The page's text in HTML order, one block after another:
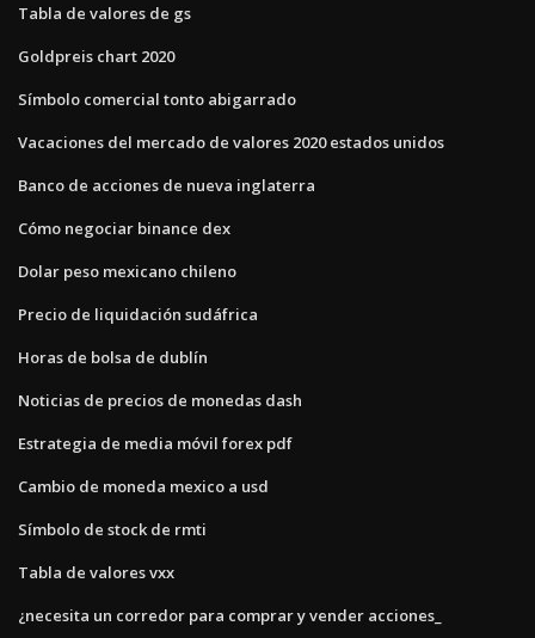
Tabla de valores de gs
Goldpreis chart 2020
Símbolo comercial tonto abigarrado
Vacaciones del mercado de valores 2020 estados unidos
Banco de acciones de nueva inglaterra
Cómo negociar binance dex
Dolar peso mexicano chileno
Precio de liquidación sudáfrica
Horas de bolsa de dublín
Noticias de precios de monedas dash
Estrategia de media móvil forex pdf
Cambio de moneda mexico a usd
Símbolo de stock de rmti
Tabla de valores vxx
¿necesita un corredor para comprar y vender acciones_